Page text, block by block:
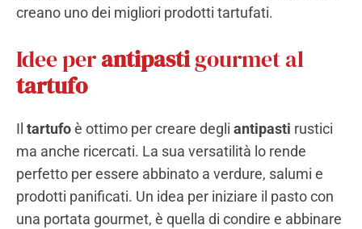
creano uno dei migliori prodotti tartufati.
Idee perantipastigourmet al
tartufo
Il tartufoè ottimo per creare degli antipasti rustici
ma anche ricercati. La sua versatilità lo rende
perfetto per essere abbinato a verdure, salumi e
prodotti panificati. Un idea per iniziare il pasto con
una portata gourmet, è quella di condire e abbinare